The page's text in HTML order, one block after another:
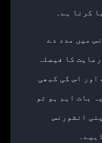
کرنا ہے۔
میں مدد دے
کا فیصلہ
اور اس کی کبھی
بات اہم ہو تو
انشورنس